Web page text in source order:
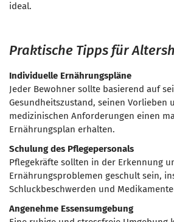
ideal.
Praktische Tipps für
Individuelle Ernährungspläne
Jeder Bewohner sollte basierend auf
Gesundheitszustand, seinen Vorlieben
medizinischen Anforderungen einen
Ernährungsplan erhalten.
Schulung des Pflegepersonals
Pflegekräfte sollten in der Erkennung
Ernährungsproblemen geschult sein,
Schluckbeschwerden und
Angenehme Essensumgebung